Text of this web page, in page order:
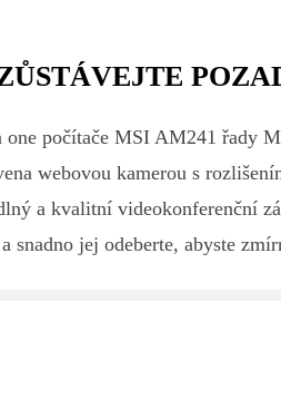
počítače MSI AM241 řady
webovou kamerou s
a kvalitní videokonferenční
snadno jej odeberte, abyste